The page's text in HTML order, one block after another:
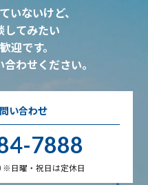
いないけど、
してみたい
迎です。
わせください。
い合わせ
7888
※日曜・祝日は定休日